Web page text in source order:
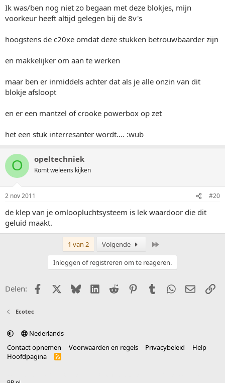
Ik was/ben nog niet zo begaan met deze blokjes, mijn
voorkeur heeft altijd gelegen bij de 8v's
hoogstens de c20xe omdat deze stukken betrouwbaarder zijn
en makkelijker om aan te werken
maar ben er inmiddels achter dat als je alle onzin van dit
blokje afsloopt
en er een mantzel of crooke powerbox op zet
het een stuk interresanter wordt.... :wub
O opeltechniek
Komt weleens kijken
2 nov 2011 #20
de klep van je omloopluchtsysteem is lek waardoor die dit
geluid maakt.
1 van 2 Volgende
Inloggen of registreren om te reageren.
Delen: FacebookX (Twitter)
BlueskyLinkedIn
Reddit PinterestTumblr WhatsApp
E-mail
Ecotec
Nederlands
Contact opnemen
Voorwaarden en regels Privacybeleid
Help
Hoofdpagina
R